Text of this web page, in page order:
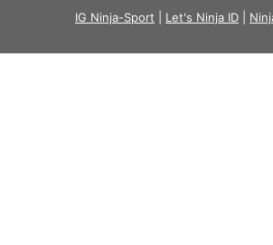
IG Ninja-Sport Let's Ninja ID